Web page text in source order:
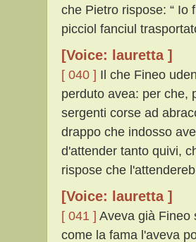
che Pietro rispose: “ Io
picciol fanciul
[Voice: lauretta ]
[ 040 ] Il che Fineo
perduto avea: per che,
sergenti corse ad
drappo che indosso
d'attender tanto quivi,
rispose che
[Voice: lauretta ]
[ 041 ] Aveva già Fineo
come la fama l'aveva